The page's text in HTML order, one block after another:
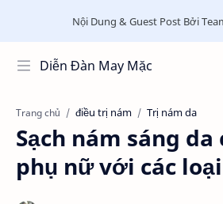
Nội Dung & Guest Post Bởi
Diễn Đàn May Mặc
Trang chủ điều trị nám Trị nám da
Sạch nám sáng da
phụ nữ với các